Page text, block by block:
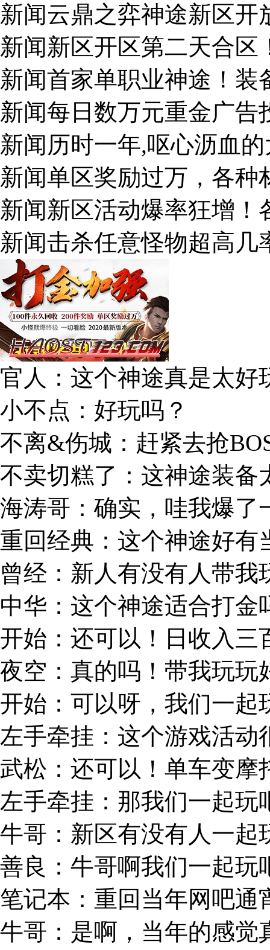
新闻云鼎之弈神途新区开
新闻新区开区第二天合
新闻首家单职业神途！装
新闻每日数万元重金广
新闻历时一年,呕心沥血
新闻单区奖励过万，各
新闻新区活动爆率狂增！
新闻击杀任意怪物超高
官人：这个神途真是太好
小不点：好玩吗？
不离&伤城：赶紧去抢
不卖切糕了：这神途装备
海涛哥：确实，哇我爆了
重回经典：这个神途好有
曾经：新人有没有人带我
中华：这个神途适合打金
开始：还可以！日收入三
夜空：真的吗！带我玩玩
开始：可以呀，我们一起
左手牵挂：这个游戏活动
武松：还可以！单车变摩
左手牵挂：那我们一起玩
牛哥：新区有没有人一起
善良：牛哥啊我们一起玩
笔记本：重回当年网吧通
牛哥：是啊，当年的感觉